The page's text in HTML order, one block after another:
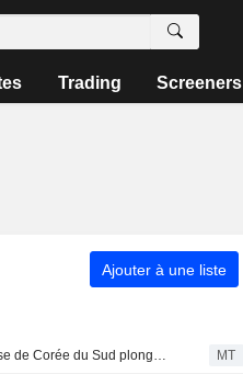
Trading Screeners
Ajouter à une liste
La Bourse de Corée du Sud plonge de 5 % plombée par la tech ; Samsung perd 6 %, SK Hynix 10 % MT